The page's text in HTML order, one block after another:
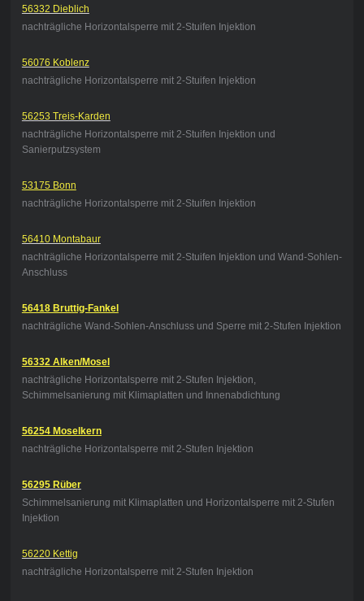
56332 Dieblich
nachträgliche Horizontalsperre mit 2-Stuifen Injektion
56076 Koblenz
nachträgliche Horizontalsperre mit 2-Stuifen Injektion
56253 Treis-Karden
nachträgliche Horizontalsperre mit 2-Stuifen Injektion und
Sanierputzsystem
53175 Bonn
nachträgliche Horizontalsperre mit 2-Stuifen Injektion
56410 Montabaur
nachträgliche Horizontalsperre mit 2-Stuifen Injektion und Wand-Sohlen-
Anschluss
56418 Bruttig-Fankel
nachträgliche Wand-Sohlen-Anschluss und Sperre mit 2-Stufen Injektion
56332 Alken/Mosel
nachträgliche Horizontalsperre mit 2-Stufen Injektion,
Schimmelsanierung mit Klimaplatten und Innenabdichtung
56254 Moselkern
nachträgliche Horizontalsperre mit 2-Stufen Injektion
56295 Rüber
Schimmelsanierung mit Klimaplatten und Horizontalsperre mit 2-Stufen
Injektion
56220 Kettig
nachträgliche Horizontalsperre mit 2-Stufen Injektion